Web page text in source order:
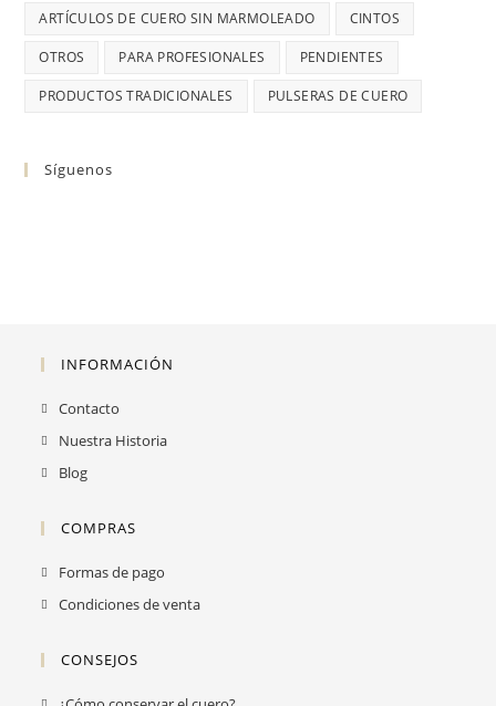
ARTÍCULOS DE CUERO SIN MARMOLEADO CINTOS
OTROS PARA PROFESIONALES PENDIENTES
PRODUCTOS TRADICIONALES PULSERAS DE CUERO
Síguenos
INFORMACIÓN
Contacto
Nuestra Historia
Blog
COMPRAS
Formas de pago
Condiciones de venta
CONSEJOS